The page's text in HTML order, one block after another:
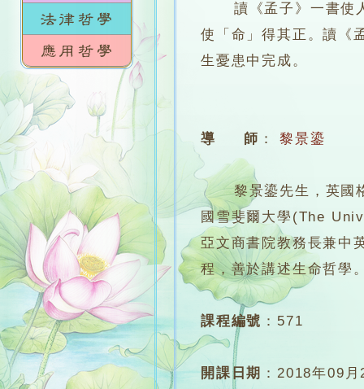
讀《孟子》一書使人
使「命」得其正。讀《
生憂患中完成。
導 師 ： 黎景鎏
黎景鎏先生，英國格
國雪斐爾大學(The
亞文商書院教務長兼中
程，善於講述生命哲學
課程編號 ： 571
開課日期 ：2018年09月